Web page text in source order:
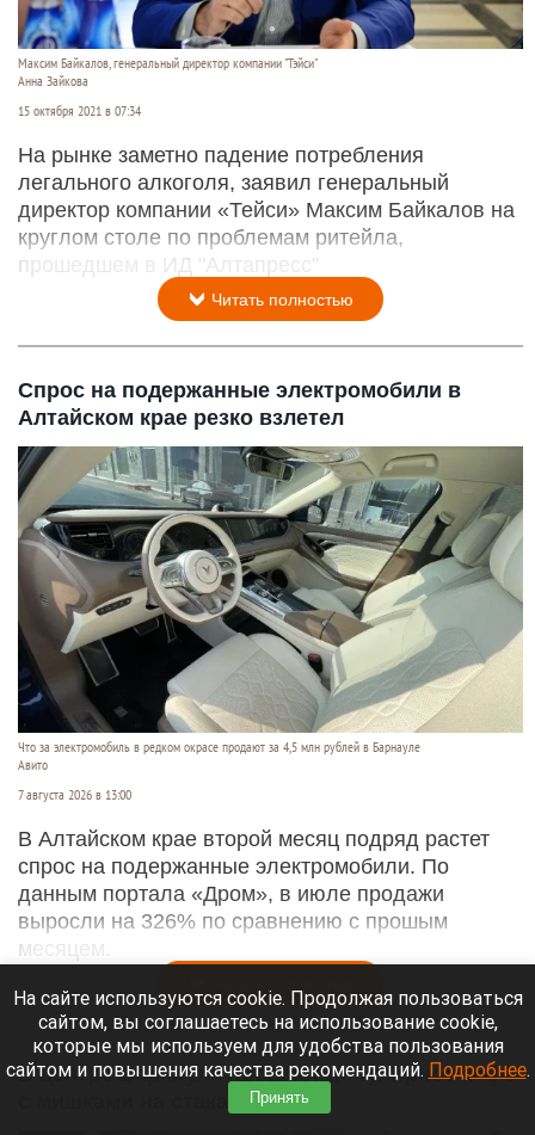
Максим Байкалов, генеральный директор компании "Тэйси"
Анна Зайкова
15 октября 2021 в 07:34
На рынке заметно падение потребления
легального алкоголя, заявил генеральный
директор компании «Тейси» Максим Байкалов на
круглом столе по проблемам ритейла,
прошедшем в ИД "Алтапресс"
Читать полностью
Спрос на подержанные электромобили в
Алтайском крае резко взлетел
Что за электромобиль в редком окрасе продают за 4,5 млн рублей в Барнауле
Авито
7 августа 2026 в 13:00
В Алтайском крае второй месяц подряд растет
спрос на подержанные электромобили. По
данным портала «Дром», в июле продажи
выросли на 326% по сравнению с прошым
месяцем.
В центре Барнаула продают популярное кафе
с мишками на стаканах
На сайте используются cookie. Продолжая пользоваться
сайтом, вы соглашаетесь на использование cookie,
которые мы используем для удобства пользования
сайтом и повышения качества рекомендаций. Подробнее.
Принять